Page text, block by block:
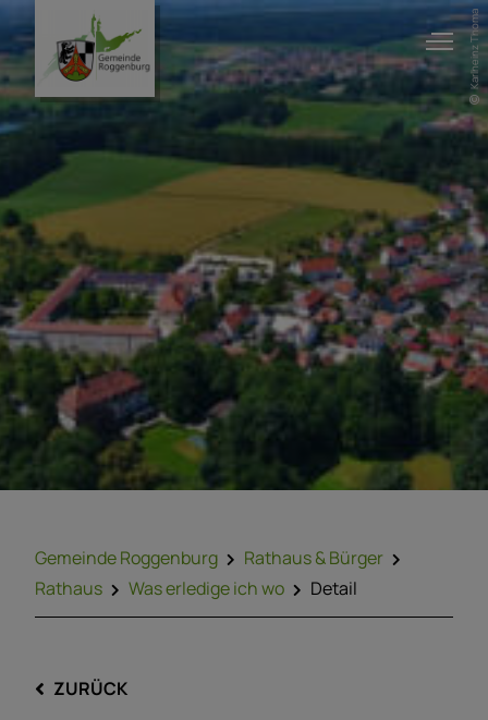
Karlheinz Thoma
Gemeinde Roggenburg
Rathaus & Bürger
Rathaus
Was erledige ich wo Detail
ZURÜCK